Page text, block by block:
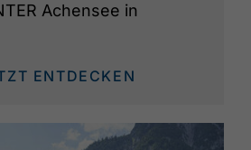
Achensee in
ENTDECKEN